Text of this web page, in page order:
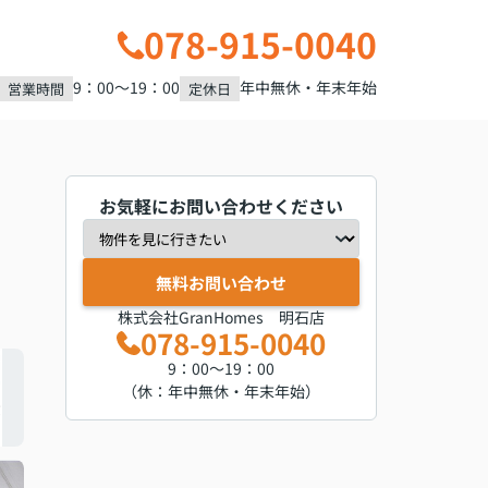
078-915-0040
営業時間 9：00～19：00 定休日 年中無休・年末年始
お気軽にお問い合わせください
無料お問い合わせ
株式会社GranHomes 明石店
078-915-0040
9：00～19：00
（休：年中無休・年末年始）